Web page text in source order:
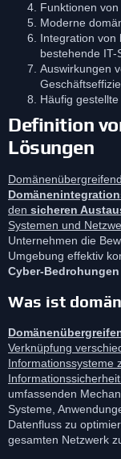
Funktionen
Moderne
Integration von
bestehende IT-
Auswirkungen
Häufig
Definition
Lösungen
den sicheren
Systemen und
Unternehmen die
Umgebung effektiv
Cyber-Bedrohungen
Was ist
Verknüpfung
Informationssysteme
Informationssicherheit.
umfassenden
Systeme,
Datenfluss zu
gesamten Netzwerk